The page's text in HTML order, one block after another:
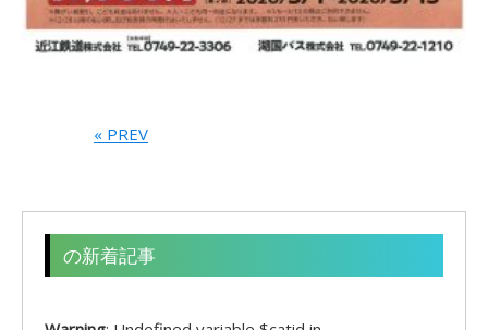
« PREV
の新着記事